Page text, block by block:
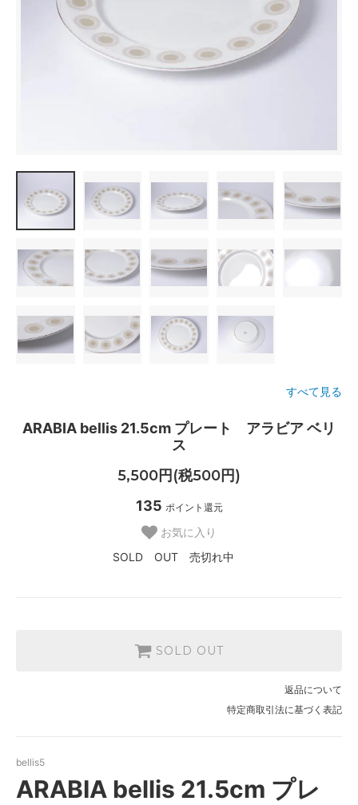
すべて見る
ARABIA bellis 21.5cm プレート アラビア ベリ
ス
5,500円(税500円)
135 ポイント還元
お気に入り
SOLD OUT 売切れ中
SOLD OUT
返品について
特定商取引法に基づく表記
bellis5
ARABIA bellis 21.5cm プレ